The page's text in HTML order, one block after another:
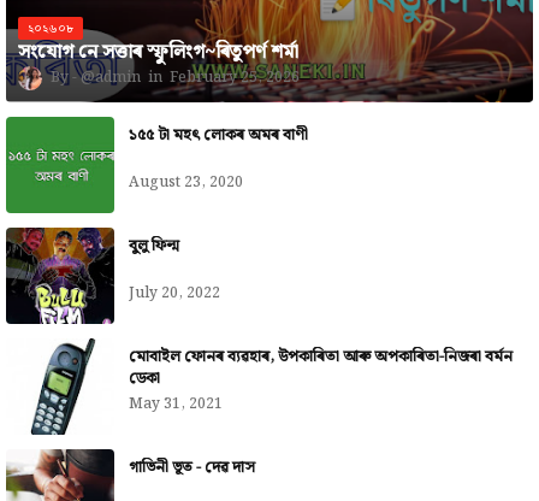
২০২৬০৮
সংযোগ নে সত্তাৰ স্ফুলিংগ~ৰিতুপৰ্ণ শৰ্মা
@admin February 25, 2026
১৫৫ টা মহৎ লোকৰ অমৰ বাণী
August 23, 2020
বুলু ফিল্ম
July 20, 2022
মোবাইল ফোনৰ ব্যৱহাৰ, উপকাৰিতা আৰু অপকাৰিতা-নিজৰা বৰ্মন
ডেকা
May 31, 2021
গাভিনী ভূত - দেৱ দাস